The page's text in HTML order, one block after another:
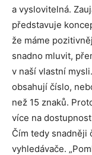
a vyslovitelná.
představuje
že máme
snadno mluvit,
v naší vlastní
obsahují číslo,
než 15 znaků.
více na
Čím tedy snadněji
vyhledávače.